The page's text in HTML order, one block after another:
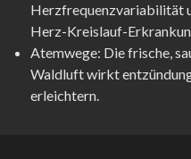
Herzfrequenzvariabilität
Herz-Kreislauf-
Atemwege: Die frische,
Waldluft wirkt
erleichtern.